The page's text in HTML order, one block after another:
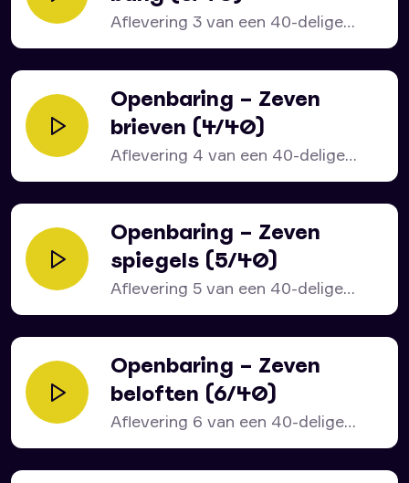
Aflevering 3 van een 40-delige
serie over het bijbelboek...
Openbaring – Zeven
brieven (4/40)
Aflevering 4 van een 40-delige
bijbelstudie over het bijbelboek...
Openbaring – Zeven
spiegels (5/40)
Aflevering 5 van een 40-delige
bijbelstudie over het bijbelboek...
Openbaring – Zeven
beloften (6/40)
Aflevering 6 van een 40-delige
serie over het bijbelboek...